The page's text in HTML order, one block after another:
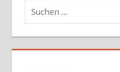
Suchen
nach: